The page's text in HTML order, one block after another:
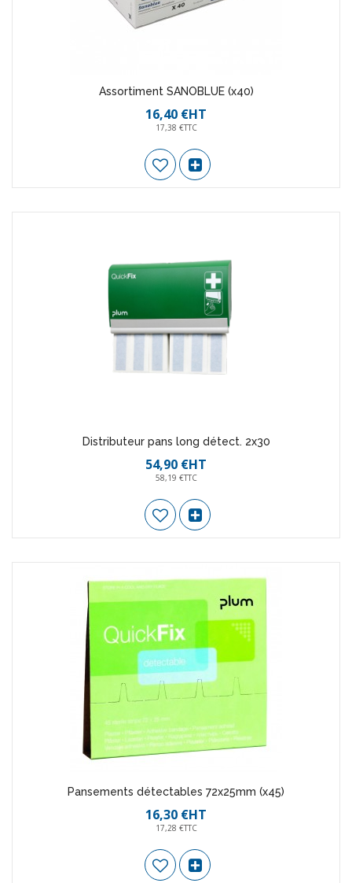
Assortiment SANOBLUE (x40)
16,40 €HT
17,38 €TTC
Distributeur pans long détect. 2x30
54,90 €HT
58,19 €TTC
Pansements détectables 72x25mm (x45)
16,30 €HT
17,28 €TTC